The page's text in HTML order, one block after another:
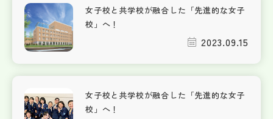
女子校と共学校が融合した「先進的な女子
校」へ！
2023.09.15
女子校と共学校が融合した「先進的な女子
校」へ！